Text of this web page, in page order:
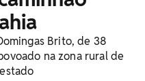
Brito, de 38
na zona rural de